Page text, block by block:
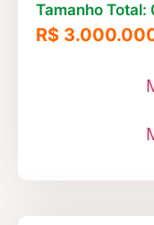
Tamanho Total:
R$